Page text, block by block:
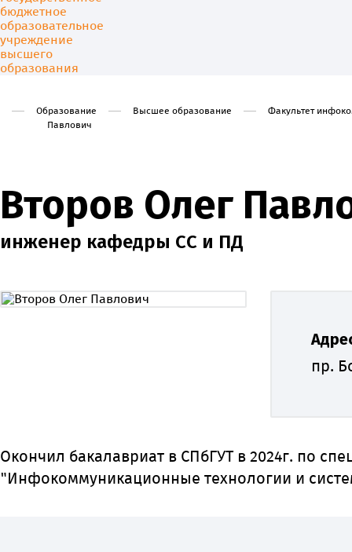
Образование Высшее образование
Факультет
Павлович
Второв Олег
инженер кафедры СС и ПД
пр.
Окончил бакалавриат в СПбГУТ в 2024г. по
"Инфокоммуникационные технологии и